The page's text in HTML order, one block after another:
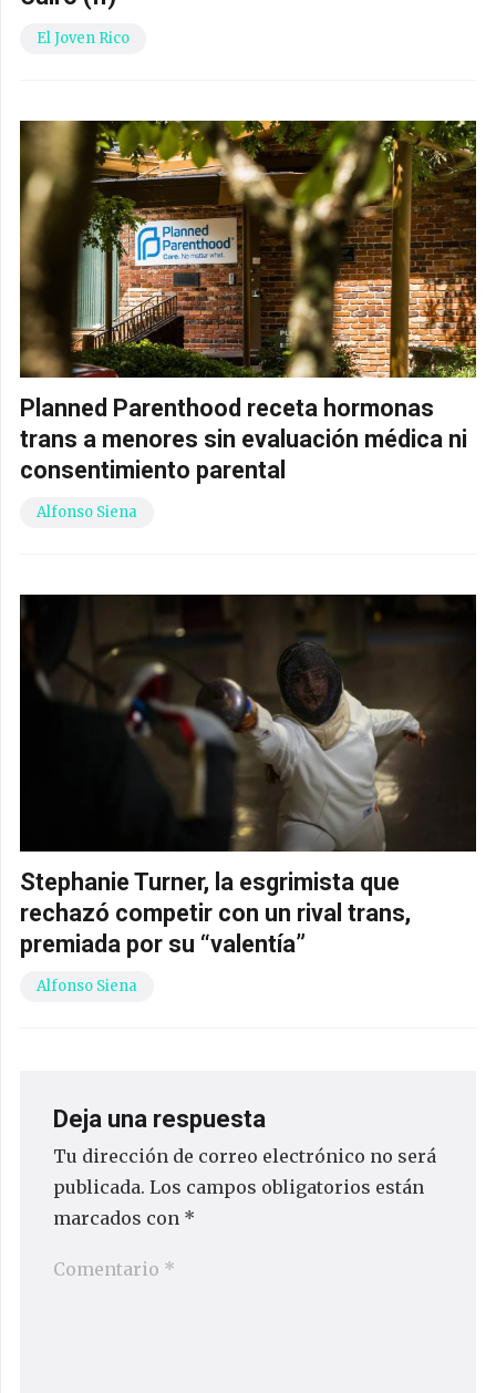
El Joven Rico
Planned Parenthood receta hormonas
trans a menores sin evaluación médica ni
consentimiento parental
Alfonso Siena
Stephanie Turner, la esgrimista que
rechazó competir con un rival trans,
premiada por su “valentía”
Alfonso Siena
Deja una respuesta
Tu dirección de correo electrónico no será
publicada. Los campos obligatorios están
marcados con *